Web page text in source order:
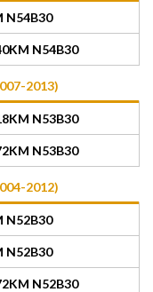
N54B30
N54B30
2013)
N53B30
N53B30
2012)
N52B30
N52B30
N52B30